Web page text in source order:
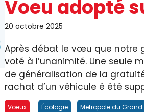
Voeu adopté
20 octobre 2025
Après débat le vœu que notre
voté à l’unanimité. Une seule
de généralisation de la
rachat d’un véhicule é été
Voeux Écologie Metropole du Grand